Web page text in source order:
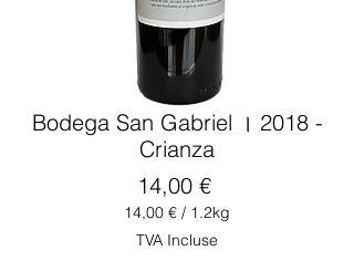
Bodega San Gabriel । 2018 -
Crianza
14,00 €Prix
14,00 € / 1.2kg
14,00 €
pour
TVA Incluse